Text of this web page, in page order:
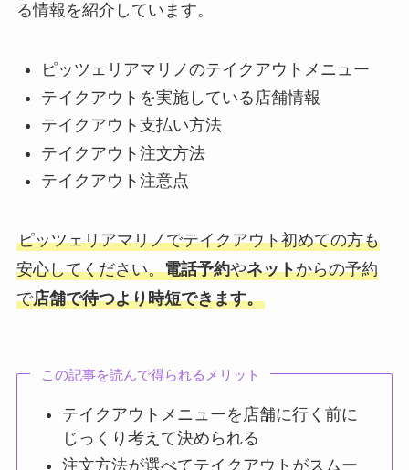
る情報を紹介しています。
ピッツェリアマリノのテイクアウトメニュー
テイクアウトを実施している店舗情報
テイクアウト支払い方法
テイクアウト注文方法
テイクアウト注意点
ピッツェリアマリノでテイクアウト初めての方も
安心してください。電話予約やネットからの予約
で店舗で待つより時短できます。
この記事を読んで得られるメリット
テイクアウトメニューを店舗に行く前に
じっくり考えて決められる
注文方法が選べてテイクアウトがスムー